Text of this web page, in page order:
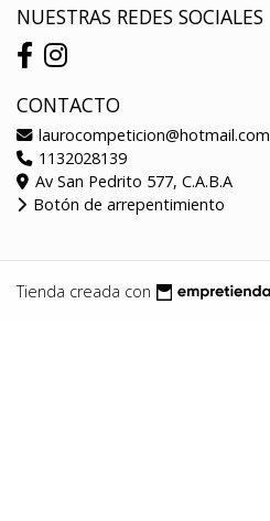
NUESTRAS REDES SOCIALES
CONTACTO
laurocompeticion@hotmail.com
1132028139
Av San Pedrito 577, C.A.B.A
Botón de arrepentimiento
Tienda creada con